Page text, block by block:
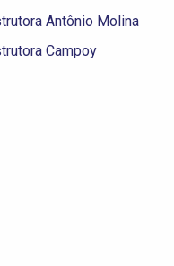
Antônio Molina
Campoy